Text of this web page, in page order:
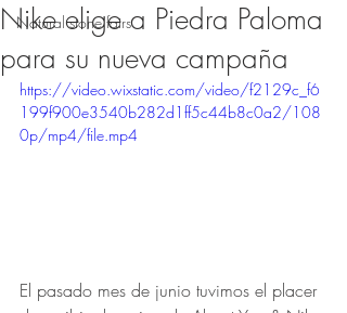
Natural stone fairs
Nike elige a Piedra Paloma
para su nueva campaña
https://video.wixstatic.com/video/f2129c_f6
199f900e3540b282d1ff5c44b8c0a2/108
0p/mp4/file.mp4
El pasado mes de junio tuvimos el placer